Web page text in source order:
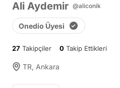
Ali Aydemir @aliconik
Onedio Üyesi
27 Takipçiler 0 Takip Ettikleri
TR, Ankara